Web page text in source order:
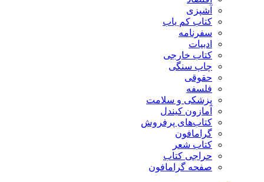
آشپزی
کتاب کم یاب
سفرنامه
ادبیات
کتاب خارجی
چاپ سنگی
حقوقی
فلسفه
پزشکی و سلامت
آمازون کیندل
کتاب‌های پرفروش
گرامافون
کتاب شعر
حراجی کتاب
صفحه گرامافون